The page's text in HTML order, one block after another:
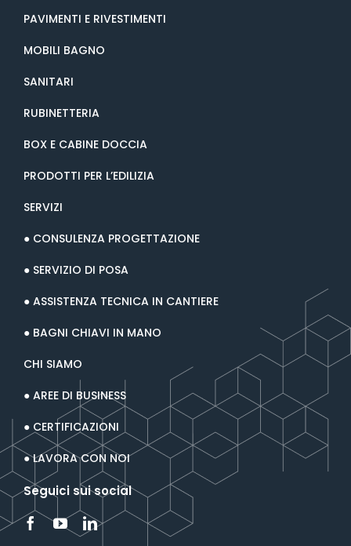
PAVIMENTI E RIVESTIMENTI
MOBILI BAGNO
SANITARI
RUBINETTERIA
BOX E CABINE DOCCIA
PRODOTTI PER L’EDILIZIA
SERVIZI
● CONSULENZA PROGETTAZIONE
● SERVIZIO DI POSA
● ASSISTENZA TECNICA IN CANTIERE
● BAGNI CHIAVI IN MANO
CHI SIAMO
● AREE DI BUSINESS
● CERTIFICAZIONI
● LAVORA CON NOI
Seguici sui social